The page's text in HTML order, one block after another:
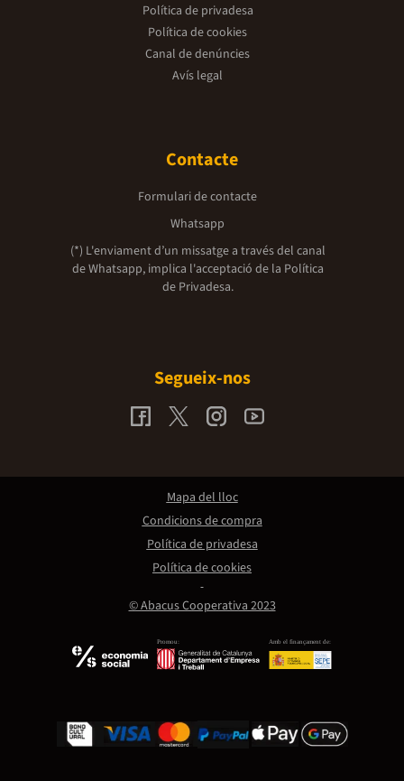
Política de privadesa
Política de cookies
Canal de denúncies
Avís legal
Contacte
Formulari de contacte
Whatsapp
(*) L'enviament d’un missatge a través del canal
de Whatsapp, implica l'acceptació de la Política
de Privadesa.
Segueix-nos
Promou: Amb el finançament de:
© Abacus Cooperativa 2023
Mapa del lloc
Condicions de compra
Política de privadesa
Política de cookies